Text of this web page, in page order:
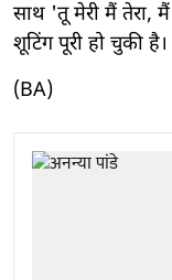
साथ 'तू मेरी मैं तेरा,
शूटिंग पूरी हो चुकी है।
(BA)